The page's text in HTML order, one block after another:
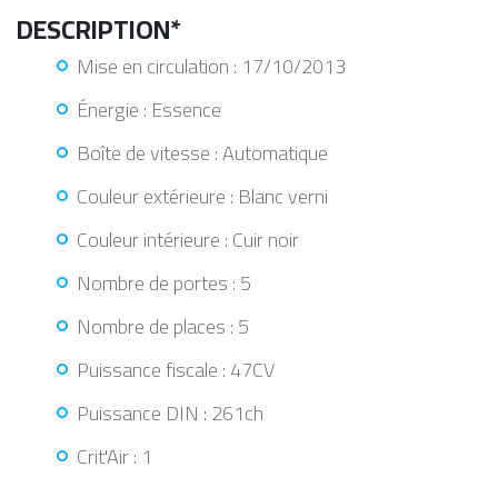
DESCRIPTION*
Mise en circulation : 17/10/2013
Énergie : Essence
Boîte de vitesse : Automatique
Couleur extérieure : Blanc verni
Couleur intérieure : Cuir noir
Nombre de portes : 5
Nombre de places : 5
Puissance fiscale : 47CV
Puissance DIN : 261ch
Crit'Air : 1